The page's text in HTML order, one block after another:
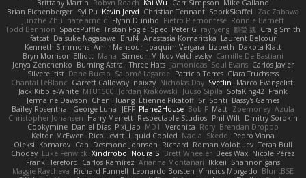
Brittany Martin Robyn Roach Kai Wu Carr Simpson Mike Galland
Brian Eichenberger Syl Pu Kevin Jeryd Christian Tennant SporkSkaffel
Zac Zabawa
Junzhe Zhu nate arnold Flynn Duniho Pietro Piemontese Ronnie Barnett
Todd Bennion SpacePuffle Tristan Fogle Spec Peter G rayryeng 鸝瑩 魏 Craig Smith
fatcat Daisuke Nagasawa Bruf4 Anastasia Komaritska Laurent Belcour
Kenneth Simmons Amir Mansour Joaquim Vergara Lizbeth Dakota Klatt
Bryn Morrison-Elliott Mana Simeon Milkov Velchevsky Camille De Bastiani
Jenya Zenchenko Burning Astral Three Hats Jamonidas Soul Evans Carlos Javier
Silverelitist Dane Bucao Salomé Lagarde Patricio Torres Clara Truchsess
Chantal LeBlanc Garrett Calloway nøixzy Nicholas Day Svetlin
Marco Evangelisti
Jack Kibble-White MTU1500 Jordan Krakowski Juuso Sipilä SofaKing42 Frank
Jermaine Dawson Chen Huang Étienne Pikatoff Sri Sonti Bassy's Games
Bailey Rosenthal George Luna JEFF Plane2House Bob F Matt Zoemoney Azula
Christopher Johansen Harry Merrett Respectable Studios Phil Wilt Dmitry Sorokin
Cookymine Daniel Dias Pixi_lab MD1 Veronica Rory Brendan Droppo
Kelton McEwen
Rico Levitt Liquid Cooled Nadia Skedo
Pedro Viana
Oleksii Komarov Can Desmond Johnson Richard Roman Volobuev Teraa Bull
Chodey Luke Fenwick Xindrrobo Noura S Brett Wheeler Bees Wax Nicole Pérez
Frank Hereford Carlos Ramírez Arianna Montanari Ikkeii Shannonigans
Maggie Raycheva Richard Funnell Leonardo Borsten Vinicius Morgado BluntBSE